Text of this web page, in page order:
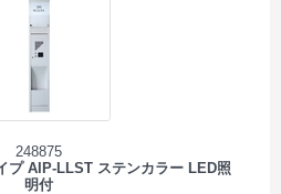
248875
プ AIP-LLST ステンカラー LED照
明付